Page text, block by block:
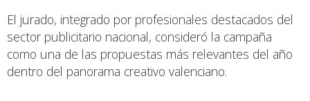
El jurado, integrado por profesionales destacados del
sector publicitario nacional, consideró la campaña
como una de las propuestas más relevantes del año
dentro del panorama creativo valenciano.